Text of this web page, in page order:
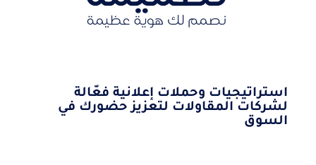
استراتيجيات وحملات إعلانية فعّالة
لشركات المقاولات لتعزيز حضورك في
السوق